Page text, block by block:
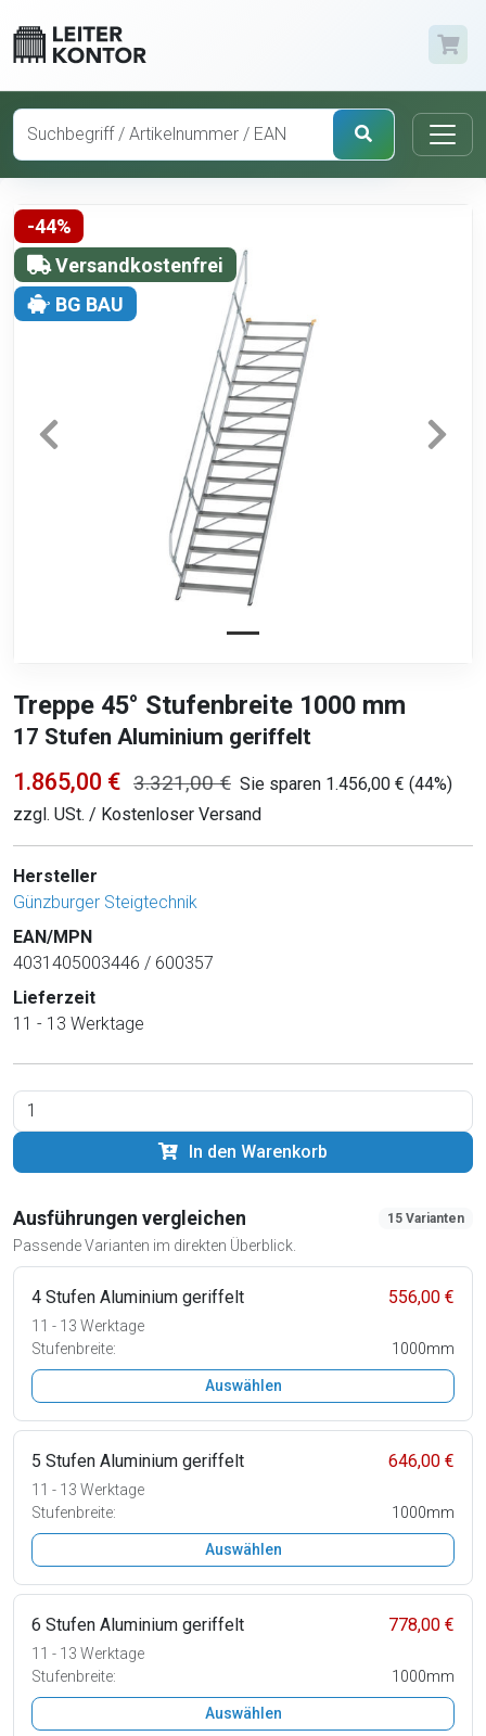
-44%
Versandkostenfrei
BG BAU
Treppe 45° Stufenbreite 1000 mm
17 Stufen Aluminium geriffelt
1.865,00 € 3.321,00 € Sie sparen 1.456,00 € (44%)
zzgl. USt. / Kostenloser Versand
Hersteller
Günzburger Steigtechnik
EAN/MPN
4031405003446 / 600357
Lieferzeit
11 - 13 Werktage
In den Warenkorb
Ausführungen vergleichen
Passende Varianten im direkten Überblick.
15 Varianten
4 Stufen Aluminium geriffelt 556,00 €
11 - 13 Werktage
Stufenbreite:
1000mm
Auswählen
5 Stufen Aluminium geriffelt 646,00 €
11 - 13 Werktage
Stufenbreite:
1000mm
Auswählen
6 Stufen Aluminium geriffelt 778,00 €
11 - 13 Werktage
Stufenbreite:
1000mm
Auswählen